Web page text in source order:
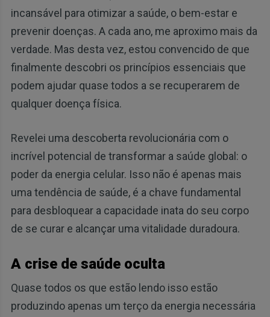
incansável para otimizar a saúde, o bem-estar e
prevenir doenças. A cada ano, me aproximo mais da
verdade. Mas desta vez, estou convencido de que
finalmente descobri os princípios essenciais que
podem ajudar quase todos a se recuperarem de
qualquer doença física.
Revelei uma descoberta revolucionária com o
incrível potencial de transformar a saúde global: o
poder da energia celular. Isso não é apenas mais
uma tendência de saúde, é a chave fundamental
para desbloquear a capacidade inata do seu corpo
de se curar e alcançar uma vitalidade duradoura.
A crise de saúde oculta
Quase todos os que estão lendo isso estão
produzindo apenas um terço da energia necessária